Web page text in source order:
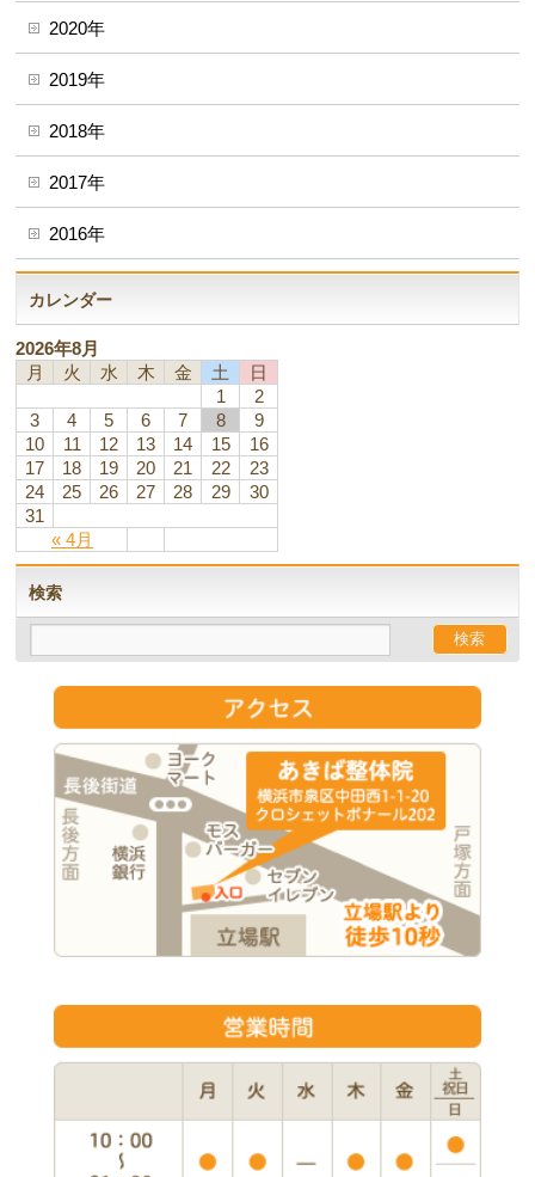
2020年
2019年
2018年
2017年
2016年
カレンダー
2026年8月
月
火 水 木 金 土 日
« 4月
1
2
3
4 5 6 7 8
9
10
11 12 13 14 15
16
17
18 19 20 21 22
23
24
25 26 27 28 29
30
31
検索